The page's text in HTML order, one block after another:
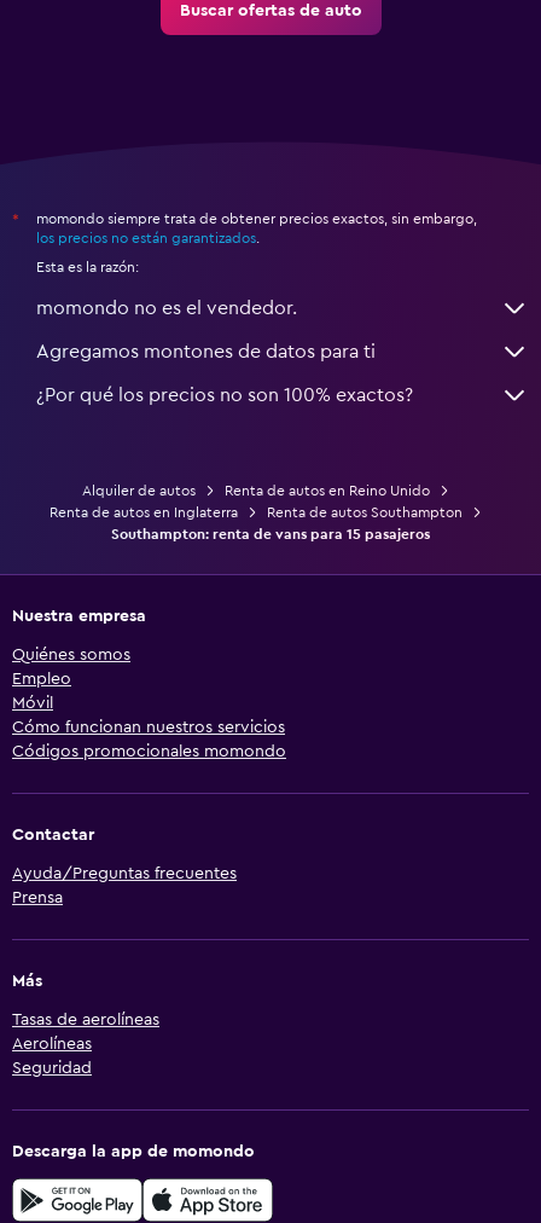
Buscar ofertas de auto
*
momondo siempre trata de obtener precios exactos, sin embargo,
los precios no están garantizados.
Esta es la razón:
momondo no es el vendedor.
Agregamos montones de datos para ti
¿Por qué los precios no son 100% exactos?
Alquiler de autos
Renta de autos en Reino Unido
Renta de autos en Inglaterra
Renta de autos Southampton
Southampton: renta de vans para 15 pasajeros
Nuestra empresa
Quiénes somos
Empleo
Móvil
Cómo funcionan nuestros servicios
Códigos promocionales momondo
Contactar
Ayuda/Preguntas frecuentes
Prensa
Más
Tasas de aerolíneas
Aerolíneas
Seguridad
Descarga la app de momondo